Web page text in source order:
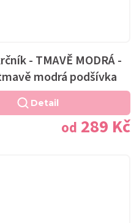
- TMAVĚ MODRÁ -
modrá podšívka
od 289 Kč
Detail